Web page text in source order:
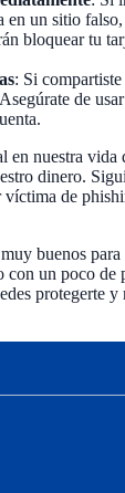
en un sitio
bloquear tu
: Si
de
en nuestra vida
dinero.
víctima de
buenos para
con un poco de
protegerte y